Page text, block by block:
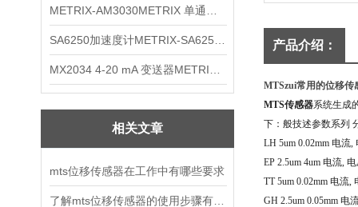
相关文章
mts位移传感器在工作中有哪些要求
产品介绍：
MTSzui常用的位移传
MTS传感器系统生成
下：般技述参数系列
LH 5um 0.02mm 电流
EP 2.5um 4um 电流,
TT 5um 0.02mm 电流
GH 2.5um 0.05mm 电